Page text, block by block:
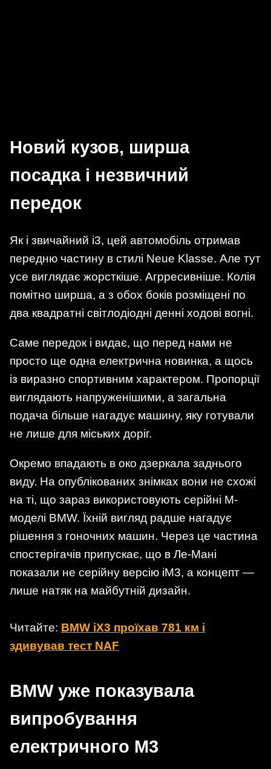
Новий кузов, ширша
посадка і незвичний
передок
Як і звичайний i3, цей автомобіль отримав
передню частину в стилі Neue Klasse. Але тут
усе виглядає жорсткіше. Агрресивніше. Колія
помітно ширша, а з обох боків розміщені по
два квадратні світлодіодні денні ходові вогні.
Саме передок і видає, що перед нами не
просто ще одна електрична новинка, а щось
із виразно спортивним характером. Пропорції
виглядають напруженішими, а загальна
подача більше нагадує машину, яку готували
не лише для міських доріг.
Окремо впадають в око дзеркала заднього
виду. На опублікованих знімках вони не схожі
на ті, що зараз використовують серійні M-
моделі BMW. Їхній вигляд радше нагадує
рішення з гоночних машин. Через це частина
спостерігачів припускає, що в Ле-Мані
показали не серійну версію iM3, а концепт —
лише натяк на майбутній дизайн.
Читайте: BMW iX3 проїхав 781 км і
здивував тест NAF
BMW уже показувала
випробування
електричного M3